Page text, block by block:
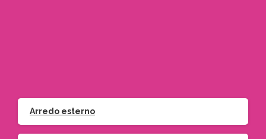
Arredo esterno